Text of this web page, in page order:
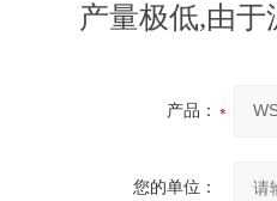
产量极低,由
产品：
您的单位：